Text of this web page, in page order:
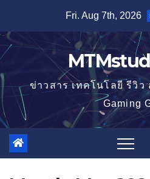
content
Fri. Aug 7th, 2026
ข่าวสาร เทคโนโลยี รีวิว
Gaming